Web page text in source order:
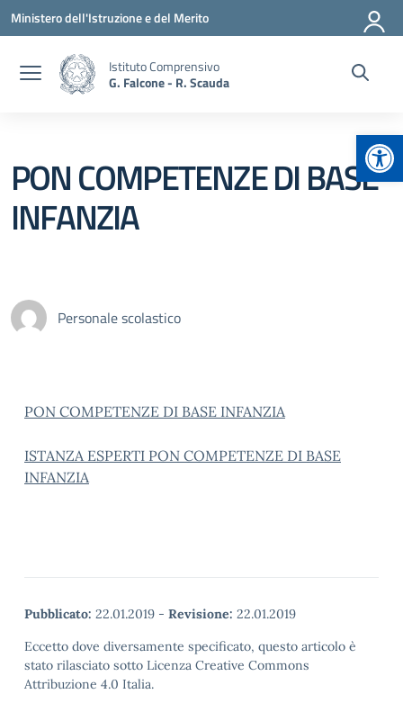
Vai ai contenuti
Vai al menu di navigazione
Vai al footer
Ministero dell'Istruzione e del Merito
Istituto Comprensivo
G. Falcone - R. Scauda
PON COMPETENZE DI BASE
INFANZIA
Personale scolastico
PON COMPETENZE DI BASE INFANZIA
ISTANZA ESPERTI PON COMPETENZE DI BASE
INFANZIA
Pubblicato: 22.01.2019 - Revisione: 22.01.2019
Eccetto dove diversamente specificato, questo articolo è
stato rilasciato sotto Licenza Creative Commons
Attribuzione 4.0 Italia.